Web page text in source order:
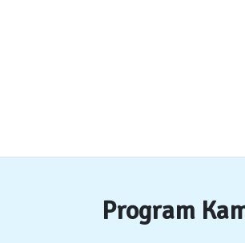
Program